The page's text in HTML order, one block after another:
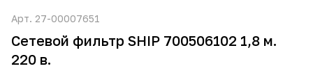
Арт. 27-00007651
Сетевой фильтр SHIP 700506102 1,8 м.
220 в.